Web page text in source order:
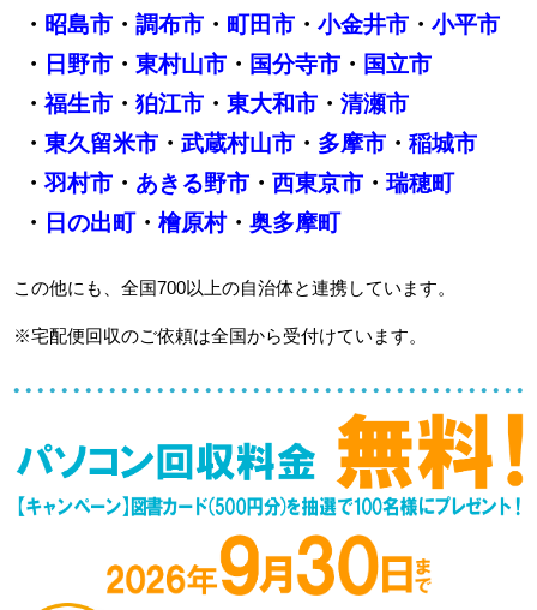
・ 昭島市・ 調布市・ 町田市・ 小金井市・ 小平市
・ 日野市・ 東村山市・ 国分寺市・ 国立市
・福生市・ 狛江市・ 東大和市・ 清瀬市
・ 東久留米市・ 武蔵村山市・ 多摩市・ 稲城市
・羽村市・ あきる野市・ 西東京市・瑞穂町
・ 日の出町・ 檜原村・ 奥多摩町
この他にも、全国700以上の自治体と連携しています。
※宅配便回収のご依頼は全国から受付けています。